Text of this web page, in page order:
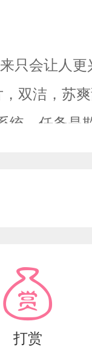
只会让人
双洁，苏
统，任务是
是会被锁
政王屈膝跪
”天使堕
晚哭也没
打赏